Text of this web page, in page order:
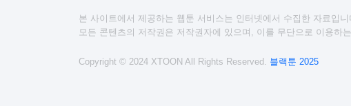
본 사이트에서 제공하는 웹툰 서비스는 인터넷에서 수집한 자료입
모든 콘텐츠의 저작권은 저작권자에 있으며, 이를 무단으로 이용하
Copyright © 2024 XTOON All Rights Reserved. 블랙툰 2025